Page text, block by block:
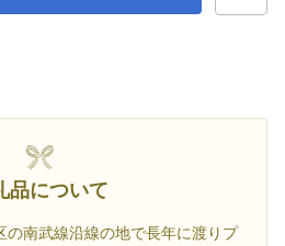
品について
の南武線沿線の地で長年に渡りプ